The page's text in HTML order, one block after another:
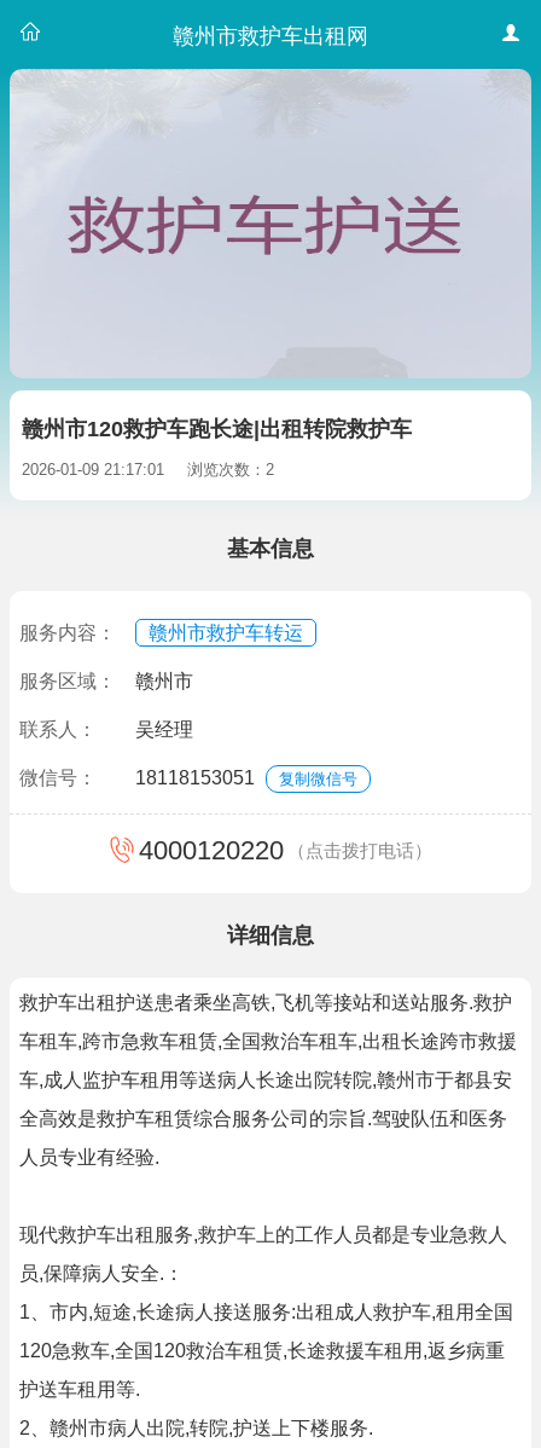
赣州市救护车出租网
赣州市120救护车跑长途|出租转院救护车
2026-01-09 21:17:01 浏览次数：2
基本信息
服务内容： 赣州市救护车转运
服务区域： 赣州市
联系人： 吴经理
微信号： 18118153051 复制微信号
4000120220 （点击拨打电话）
详细信息
救护车出租护送患者乘坐高铁,飞机等接站和送站服务.救护
车租车,跨市急救车租赁,全国救治车租车,出租长途跨市救援
车,成人监护车租用等送病人长途出院转院,赣州市于都县安
全高效是救护车租赁综合服务公司的宗旨.驾驶队伍和医务
人员专业有经验.
现代救护车出租服务,救护车上的工作人员都是专业急救人
员,保障病人安全.：
1、市内,短途,长途病人接送服务:出租成人救护车,租用全国
120急救车,全国120救治车租赁,长途救援车租用,返乡病重
护送车租用等.
2、赣州市病人出院,转院,护送上下楼服务.